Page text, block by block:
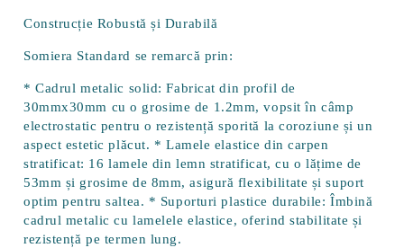
Construcție Robustă și Durabilă
Somiera Standard se remarcă prin:
*Cadrul metalic solid: Fabricat din profil de
30mmx30mm cu o grosime de 1.2mm, vopsit în câmp
electrostatic pentru o rezistență sporită la coroziune și un
aspect estetic plăcut. * Lamele elastice din carpen
stratificat: 16 lamele din lemn stratificat, cu o lățime de
53mm și grosime de 8mm, asigură flexibilitate și suport
optim pentru saltea. * Suporturi plastice durabile: Îmbină
cadrul metalic cu lamelele elastice, oferind stabilitate și
rezistență pe termen lung.